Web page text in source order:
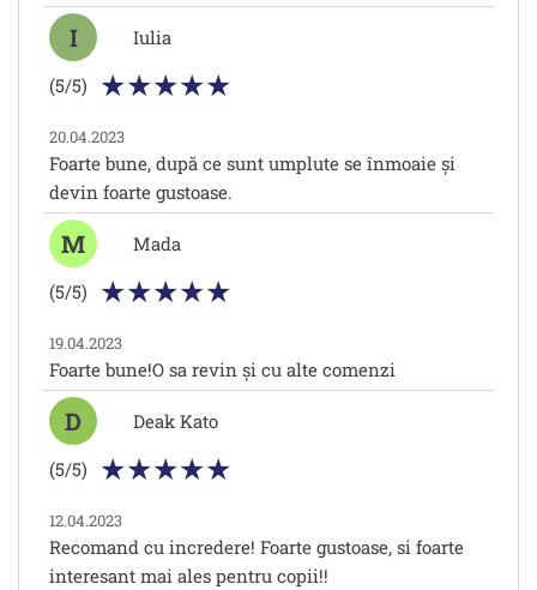
I
Iulia
(5/5)
20.04.2023
Foarte bune, după ce sunt umplute se înmoaie și
devin foarte gustoase.
M
Mada
(5/5)
19.04.2023
Foarte bune!O sa revin și cu alte comenzi
D
Deak Kato
(5/5)
12.04.2023
Recomand cu incredere! Foarte gustoase, si foarte
interesant mai ales pentru copii!!